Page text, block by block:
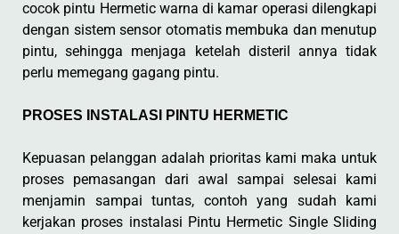
cocok pintu Hermetic warna di kamar operasi dilengkapi
dengan sistem sensor otomatis membuka dan menutup
pintu, sehingga menjaga ketelah disteril annya tidak
perlu memegang gagang pintu.
PROSES INSTALASI PINTU HERMETIC
Kepuasan pelanggan adalah prioritas kami maka untuk
proses pemasangan dari awal sampai selesai kami
menjamin sampai tuntas, contoh yang sudah kami
kerjakan proses instalasi Pintu Hermetic Single Sliding